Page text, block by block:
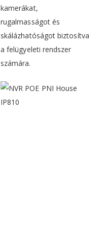
kamerákat,
rugalmasságot és
skálázhatóságot biztosítva
a felügyeleti rendszer
számára.